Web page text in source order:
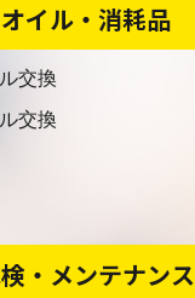
オイル・消耗品
交換
交換
・メンテナンス